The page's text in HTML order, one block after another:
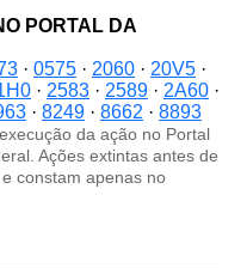
PORTAL DA
· 0575 · 2060 · 20V5 ·
· 2583 · 2589 · 2A60 ·
· 8249 · 8662 · 8893
da ação no Portal
Ações extintas antes de
constam apenas no